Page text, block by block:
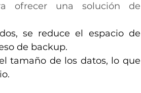
ofrecer una solución de
se reduce el espacio de
de backup.
tamaño de los datos, lo que